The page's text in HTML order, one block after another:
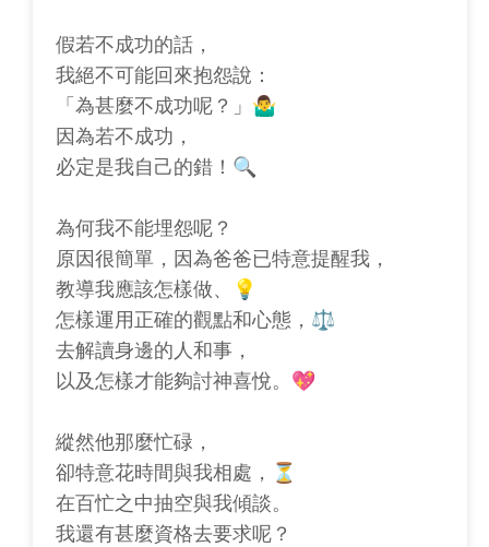
假若不成功的話，
我絕不可能回來抱怨說：
「為甚麼不成功呢？」🤷‍♂️
因為若不成功，
必定是我自己的錯！🔍
為何我不能埋怨呢？
原因很簡單，因為爸爸已特意提醒我，
教導我應該怎樣做、💡
怎樣運用正確的觀點和心態，⚖️
去解讀身邊的人和事，
以及怎樣才能夠討神喜悅。💖
縱然他那麼忙碌，
卻特意花時間與我相處，⏳
在百忙之中抽空與我傾談。
我還有甚麼資格去要求呢？